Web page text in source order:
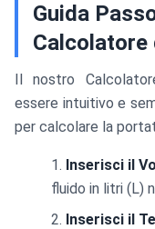
Guida
Il nostro
essere intuitivo e
per calcolare la
Inserisci il
fluido in litri (L)
Inserisci il